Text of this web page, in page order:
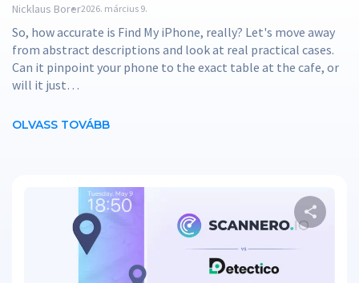
Nicklaus Borer2026. március 9.
So, how accurate is Find My iPhone, really? Let's move away
from abstract descriptions and look at real practical cases.
Can it pinpoint your phone to the exact table at the cafe, or
will it just…
OLVASS TOVÁBB